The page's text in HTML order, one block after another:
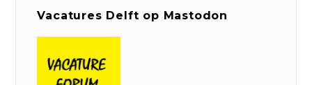
Vacatures Delft op Mastodon